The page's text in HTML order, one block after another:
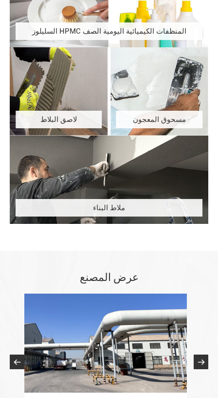
المنظفات الكيميائية اليومية الصف HPMC السليلوز
مسحوق المعجون لاصق البلاط
ملاط البناء
عرض المصنع